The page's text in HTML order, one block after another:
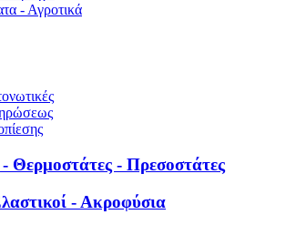
- Αγροτικά
- Θερμοστάτες - Πρεσοστάτες
- Ακροφύσια